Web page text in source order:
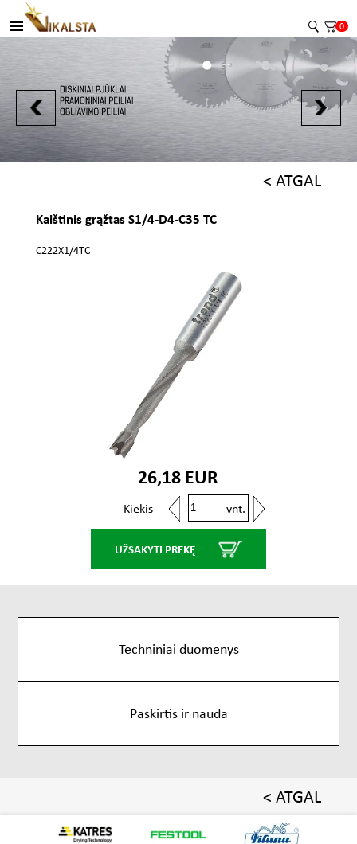
0
< ATGAL
Kaištinis grąžtas S1/4-D4-C35 TC
C222X1/4TC
26,18 EUR
Kiekis vnt.
UŽSAKYTI PREKĘ
Techniniai duomenys
Paskirtis ir nauda
< ATGAL